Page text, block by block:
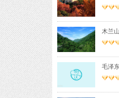
木兰山
毛泽